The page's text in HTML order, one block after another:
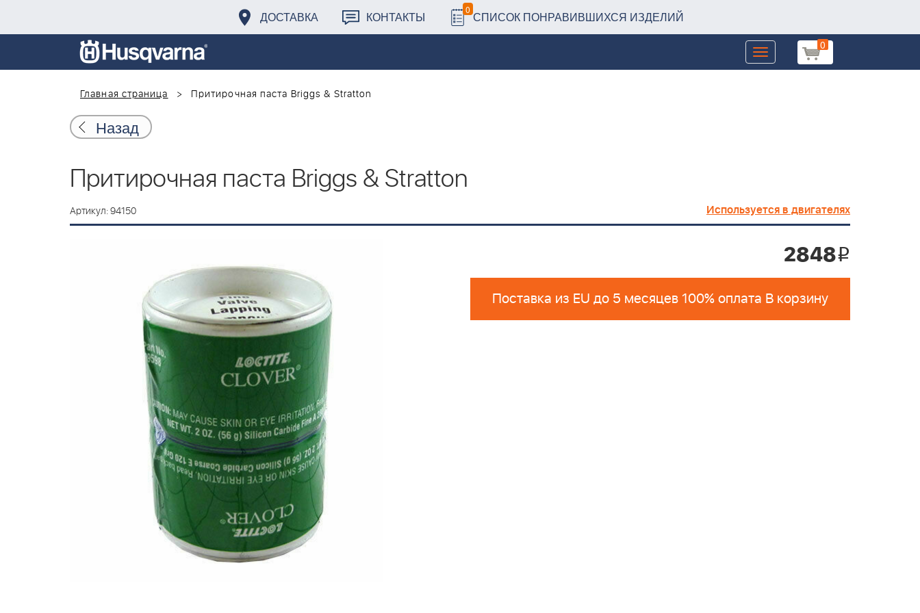
ДОСТАВКА КОНТАКТЫ 0 СПИСОК ПОНРАВИВШИХСЯ ИЗДЕЛИЙ
0
Toggle
navigation
Главная страница
Притирочная паста Briggs & Stratton
Назад
Притирочная паста Briggs & Stratton
Артикул: 94150 Используется в двигателях
2848i
Поставка из EU до 5 месяцев 100% оплата В корзину